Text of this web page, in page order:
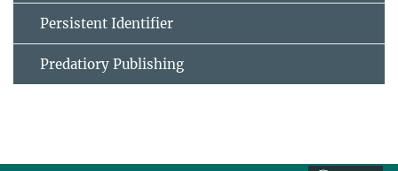
Persistent Identifier
Predatiory Publishing